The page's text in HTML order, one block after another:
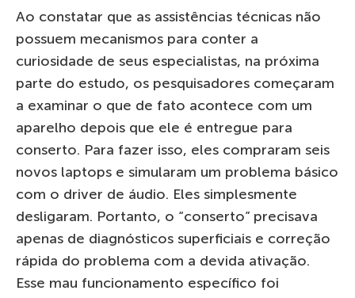
Ao constatar que as assistências técnicas não
possuem mecanismos para conter a
curiosidade de seus especialistas, na próxima
parte do estudo, os pesquisadores começaram
a examinar o que de fato acontece com um
aparelho depois que ele é entregue para
conserto. Para fazer isso, eles compraram seis
novos laptops e simularam um problema básico
com o driver de áudio. Eles simplesmente
desligaram. Portanto, o “conserto” precisava
apenas de diagnósticos superficiais e correção
rápida do problema com a devida ativação.
Esse mau funcionamento específico foi